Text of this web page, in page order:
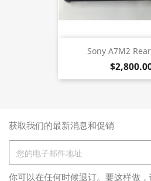
Sony A7M2
获取我们的最新消息和促销
你可以在任何时候退订。要这样做